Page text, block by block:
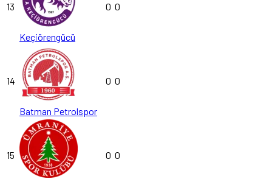
13
Keçiörengücü
0 0
14
Batman Petrolspor
0 0
15 0 0